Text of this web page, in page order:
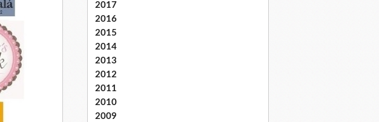
2017
2016
2015
2014
2013
2012
2011
2010
2009